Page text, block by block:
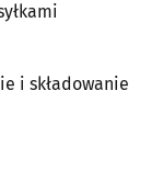
i składowanie